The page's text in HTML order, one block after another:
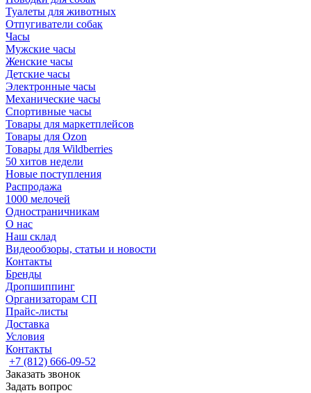
Туалеты для животных
Отпугиватели собак
Часы
Мужские часы
Женские часы
Детские часы
Электронные часы
Механические часы
Спортивные часы
Товары для маркетплейсов
Товары для Ozon
Товары для Wildberries
50 хитов недели
Новые поступления
Распродажа
1000 мелочей
Одностраничникам
О нас
Наш склад
Видеообзоры, статьи и новости
Контакты
Бренды
Дропшиппинг
Организаторам СП
Прайс-листы
Доставка
Условия
Контакты
+7 (812) 666-09-52
Заказать звонок
Задать вопрос